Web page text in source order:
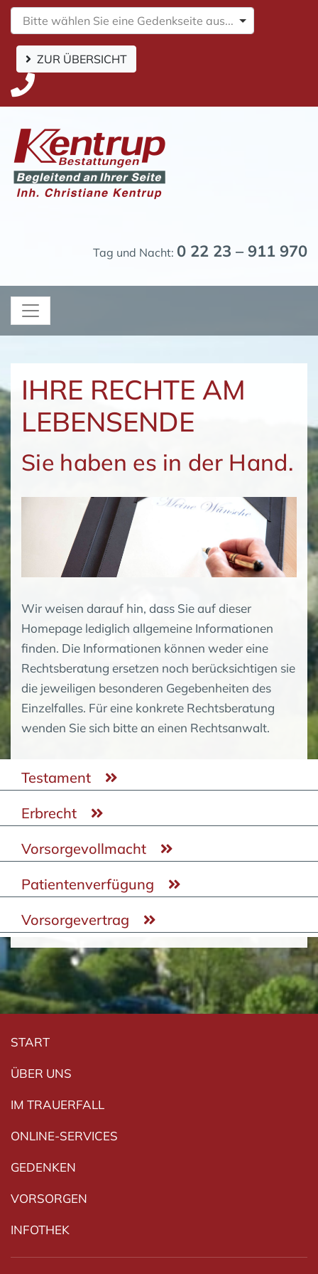
Bitte wählen Sie eine Gedenkseite aus...
ZUR ÜBERSICHT
Tag und Nacht: 0 22 23 – 911 970
IHRE RECHTE AM
LEBENSENDE
Sie haben es in der Hand.
Wir weisen darauf hin, dass Sie auf dieser
Homepage lediglich allgemeine Informationen
finden. Die Informationen können weder eine
Rechtsberatung ersetzen noch berücksichtigen sie
die jeweiligen besonderen Gegebenheiten des
Einzelfalles. Für eine konkrete Rechtsberatung
wenden Sie sich bitte an einen Rechtsanwalt.
Testament
Erbrecht
Vorsorgevollmacht
Patientenverfügung
Vorsorgevertrag
Navigation überspringen
START
ÜBER UNS
IM TRAUERFALL
ONLINE-SERVICES
GEDENKEN
VORSORGEN
INFOTHEK